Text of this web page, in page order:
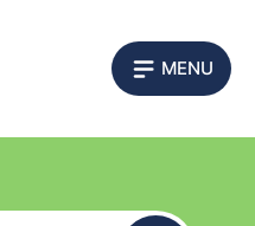
MENU